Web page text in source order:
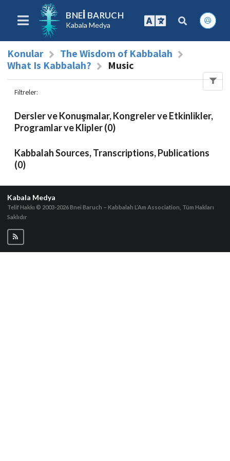
BNEI BARUCH
Kabala Medya
Konular
The Wisdom of Kabbalah
What Is Kabbalah?
Music
Filtreler:
Dersler ve Konuşmalar, Kongreler ve Etkinlikler,
Programlar ve Klipler (0)
Kabbalah Sources, Transcriptions, Publications
(0)
Kabala Medya
Telif Hakkı © 2003-2026Bnei Baruch – Kabbalah L’Am Association, Tüm Hakları
Saklıdır